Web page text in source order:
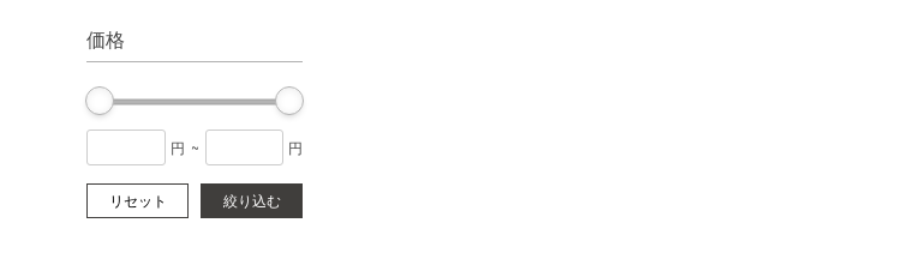
価格
円 ~ 円
リセット 絞り込む